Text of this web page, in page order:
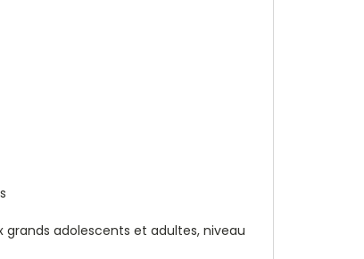
grands adolescents et adultes, niveau